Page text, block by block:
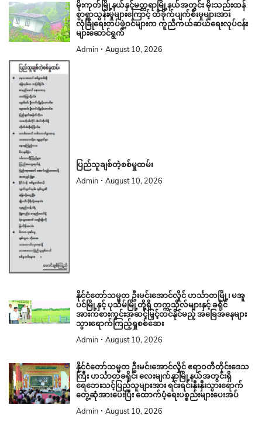
မိုးကုတ်မြို့နယ်နှင့်မတ္တရာမြို့နယ်အတွင်း မိုးသည်းထန်
စွာရွာသွန်းမှုများကြောင့် ထိခိုက်ပျက်စီးမှုများအား
လုံခြုံရေးတပ်ဖွဲ့ဝင်များက ကူညီကယ်ဆယ်ရေးလုပ်ငန်း
များဆောင်ရွက်
Admin August 10, 2026
ပြည်သူချစ်တဲ့စစ်မှုထမ်း
Admin August 10, 2026
နိုင်ငံတော်သမ္မတ ဦးမင်းအောင်လှိုင် ဟင်္သာတမြို့၊ မအူ
ပင်မြို့နှင့် ပုသိမ်မြို့တို့ရှိ တက္ကသိုလ်များနှင့် ခရိုင်
အားကစားကွင်းအဆင့်မြှင့်တင်နိုင်မည့် အခြေအနေများ
သွားရောက်ကြည့်ရှုစစ်ဆေး
Admin August 10, 2026
နိုင်ငံတော်သမ္မတ ဦးမင်းအောင်လှိုင် ဧရာဝတီတိုင်းဒေသ
ကြီး ဟင်္သာတခရိုင်၊ လေးမျက်နှာမြို့နယ်အတွင်းရှိ
ရေဘေးသင့်ပြည်သူများအား ရင်းရင်းနှီးနှီးသွားရောက်
တွေ့ဆုံအားပေးပြီး ထောက်ပံ့ရေးပစ္စည်းများပေးအပ်
Admin August 10, 2026